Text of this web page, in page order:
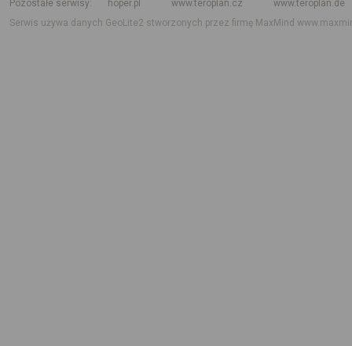
Pozostałe serwisy
hoper.pl www.teroplan.cz
www.teroplan.de
Serwis używa danych GeoLite2 stworzonych przez firmę MaxMind